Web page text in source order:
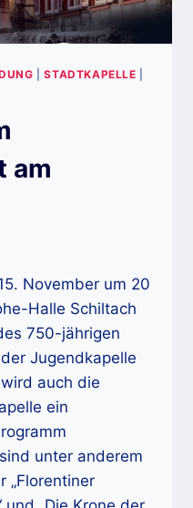
|STADTKAPELLE
am
November um 20
Halle Schiltach
750-jährigen
Jugendkapelle
auch die
ein
unter anderem
„Florentiner